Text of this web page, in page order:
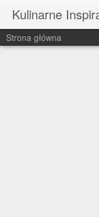
Kulinarne
Strona główna